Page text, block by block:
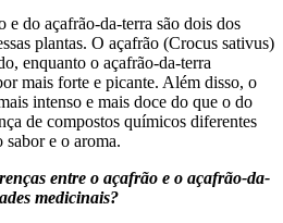
e do açafrão-da-terra são dois dos
plantas. O açafrão (Crocus sativus)
enquanto o açafrão-da-terra
mais forte e picante. Além disso, o
intenso e mais doce do que o do
de compostos químicos diferentes
sabor e o aroma.
entre o açafrão e o açafrão-da-
medicinais?